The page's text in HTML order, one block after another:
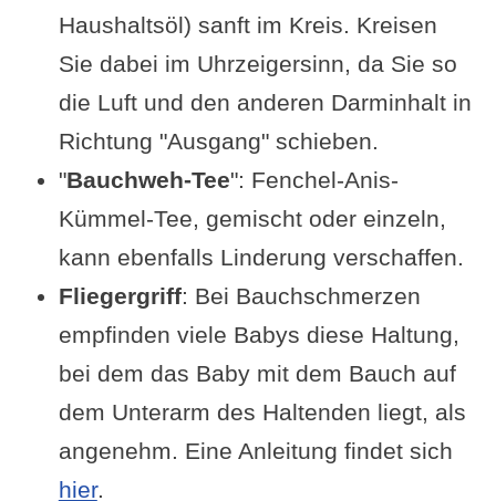
Haushaltsöl) sanft im Kreis. Kreisen
Sie dabei im Uhrzeigersinn, da Sie so
die Luft und den anderen Darminhalt in
Richtung "Ausgang" schieben.
"Bauchweh-Tee": Fenchel-Anis-
Kümmel-Tee, gemischt oder einzeln,
kann ebenfalls Linderung verschaffen.
Fliegergriff: Bei Bauchschmerzen
empfinden viele Babys diese Haltung,
bei dem das Baby mit dem Bauch auf
dem Unterarm des Haltenden liegt, als
angenehm. Eine Anleitung findet sich
hier.